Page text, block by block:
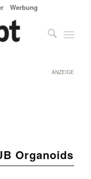
Werbung
ANZEIGE
Organoids